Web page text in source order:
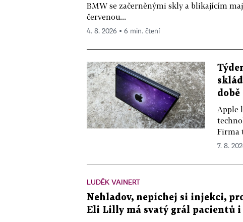
BMW se začerněnými skly a blikajícím
červenou...
4. 8. 2026 ▪ 6 min. čtení
době
Apple
Firma
7. 8.
LUDĚK VAINERT
Nehladov, nepíchej si injekci,
Eli Lilly má svatý grál pacientů